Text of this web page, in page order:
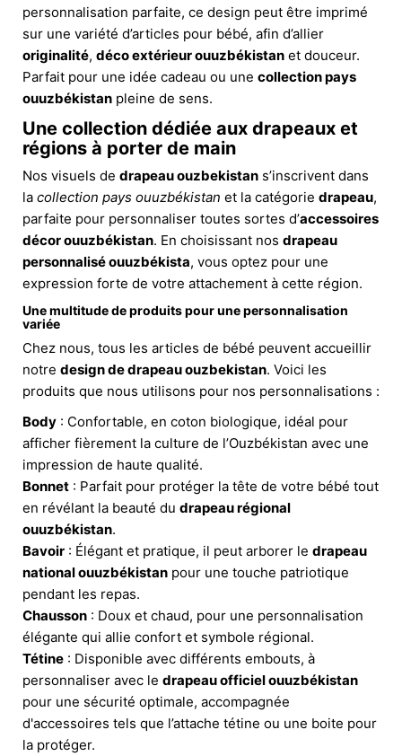
personnalisation parfaite, ce design peut être imprimé
sur une variété d’articles pour bébé, afin d’allier
originalité, déco extérieur ouuzbékistan et douceur.
Parfait pour une idée cadeau ou une collection pays
ouuzbékistan pleine de sens.
Une collection dédiée aux drapeaux et
régions à porter de main
Nos visuels de drapeau ouzbekistan s’inscrivent dans
la collection pays ouuzbékistan et la catégorie drapeau,
parfaite pour personnaliser toutes sortes d’accessoires
décor ouuzbékistan. En choisissant nos drapeau
personnalisé ouuzbékista, vous optez pour une
expression forte de votre attachement à cette région.
Une multitude de produits pour une personnalisation
variée
Chez nous, tous les articles de bébé peuvent accueillir
notre design de drapeau ouzbekistan. Voici les
produits que nous utilisons pour nos personnalisations :
Body : Confortable, en coton biologique, idéal pour
afficher fièrement la culture de l’Ouzbékistan avec une
impression de haute qualité.
Bonnet : Parfait pour protéger la tête de votre bébé tout
en révélant la beauté du drapeau régional
ouuzbékistan.
Bavoir : Élégant et pratique, il peut arborer le drapeau
national ouuzbékistan pour une touche patriotique
pendant les repas.
Chausson : Doux et chaud, pour une personnalisation
élégante qui allie confort et symbole régional.
Tétine : Disponible avec différents embouts, à
personnaliser avec le drapeau officiel ouuzbékistan
pour une sécurité optimale, accompagnée
d'accessoires tels que l’attache tétine ou une boite pour
la protéger.